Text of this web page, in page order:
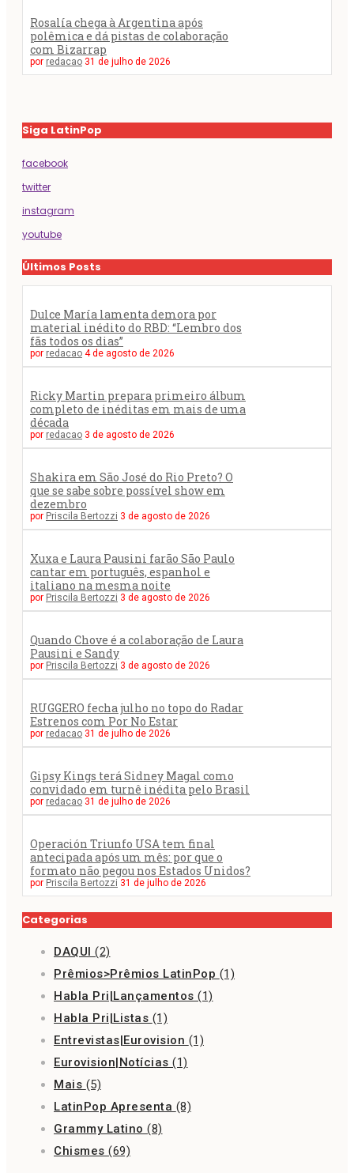
Rosalía chega à Argentina após
polêmica e dá pistas de colaboração
com Bizarrap
por redacao 31 de julho de 2026
Siga LatinPop
facebook
twitter
instagram
youtube
Últimos Posts
Dulce María lamenta demora por
material inédito do RBD: “Lembro dos
fãs todos os dias”
por redacao 4 de agosto de 2026
Ricky Martin prepara primeiro álbum
completo de inéditas em mais de uma
década
por redacao 3 de agosto de 2026
Shakira em São José do Rio Preto? O
que se sabe sobre possível show em
dezembro
por Priscila Bertozzi 3 de agosto de 2026
Xuxa e Laura Pausini farão São Paulo
cantar em português, espanhol e
italiano na mesma noite
por Priscila Bertozzi 3 de agosto de 2026
Quando Chove é a colaboração de Laura
Pausini e Sandy
por Priscila Bertozzi 3 de agosto de 2026
RUGGERO fecha julho no topo do Radar
Estrenos com Por No Estar
por redacao 31 de julho de 2026
Gipsy Kings terá Sidney Magal como
convidado em turnê inédita pelo Brasil
por redacao 31 de julho de 2026
Operación Triunfo USA tem final
antecipada após um mês: por que o
formato não pegou nos Estados Unidos?
por Priscila Bertozzi 31 de julho de 2026
Categorias
DAQUI (2)
Prêmios>Prêmios LatinPop (1)
Habla Pri|Lançamentos (1)
Habla Pri|Listas (1)
Entrevistas|Eurovision (1)
Eurovision|Notícias (1)
Mais (5)
LatinPop Apresenta (8)
Grammy Latino (8)
Chismes (69)